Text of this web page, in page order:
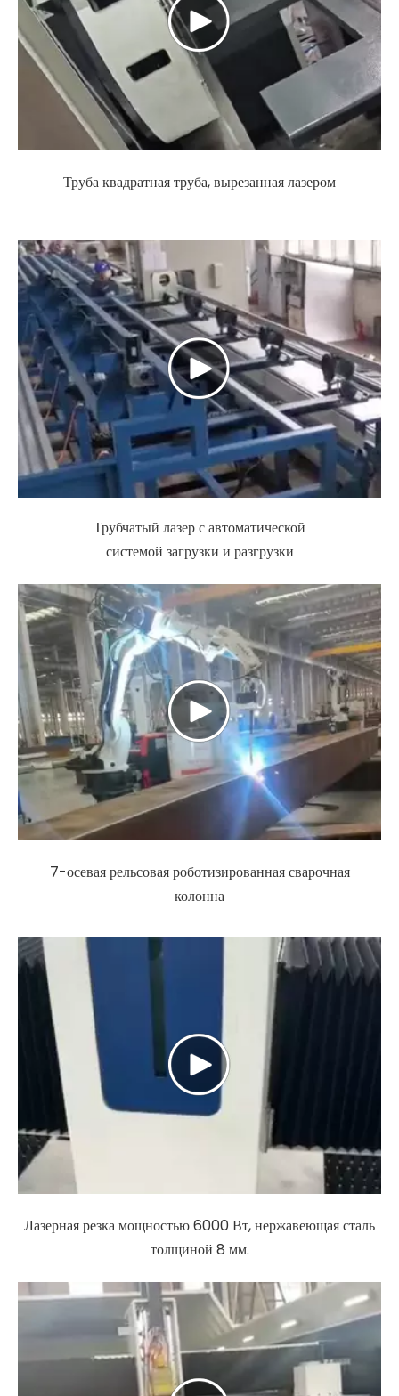
Труба квадратная труба, вырезанная лазером
Трубчатый лазер с автоматической
системой загрузки и разгрузки
7-осевая рельсовая роботизированная сварочная
колонна
Лазерная резка мощностью 6000 Вт, нержавеющая сталь
толщиной 8 мм.